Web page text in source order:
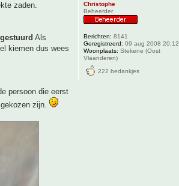
zaden.
Als
kiemen dus wees
persoon die eerst
zijn.
Christophe
Beheerder
Berichten: 8141
Geregistreerd: 09 aug 2008 20:12
Woonplaats: Stekene (Oost
Vlaanderen)
222 bedankjes